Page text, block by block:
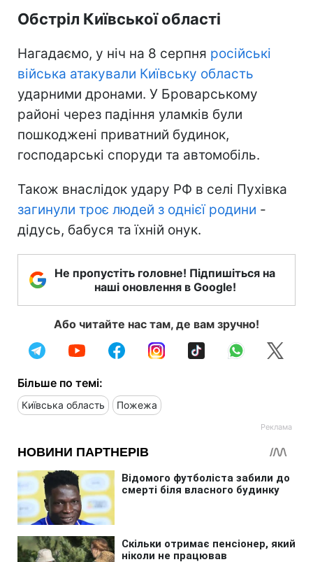
Обстріл Київської області
Нагадаємо, у ніч на 8 серпня російські
війська атакували Київську область
ударними дронами. У Броварському
районі через падіння уламків були
пошкоджені приватний будинок,
господарські споруди та автомобіль.
Також внаслідок удару РФ в селі Пухівка
загинули троє людей з однієї родини -
дідусь, бабуся та їхній онук.
Не пропустіть головне! Підпишіться на
наші оновлення в Google!
Або читайте нас там, де вам зручно!
Більше по темі:
Київська область Пожежа